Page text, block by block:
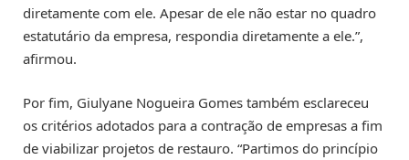
diretamente com ele. Apesar de ele não estar no quadro
estatutário da empresa, respondia diretamente a ele.”,
afirmou.
Por fim, Giulyane Nogueira Gomes também esclareceu
os critérios adotados para a contração de empresas a fim
de viabilizar projetos de restauro. “Partimos do princípio